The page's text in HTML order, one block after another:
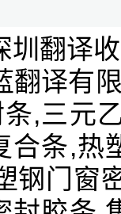
圳翻译
翻译有
,三元
合条,热
钢门窗